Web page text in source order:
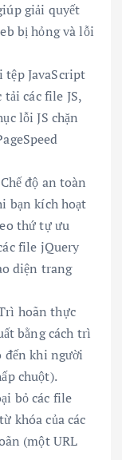
giải quyết
bị hỏng và lỗi
tệp JavaScript
các file JS,
lỗi JS chặn
Chế độ an toàn
bạn kích hoạt
thứ tự ưu
file jQuery
diện trang
hoãn thực
bằng cách trì
đến khi người
chuột).
bỏ các file
khóa của các
(một URL